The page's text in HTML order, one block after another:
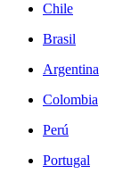
Chile
Brasil
Argentina
Colombia
Perú
Portugal